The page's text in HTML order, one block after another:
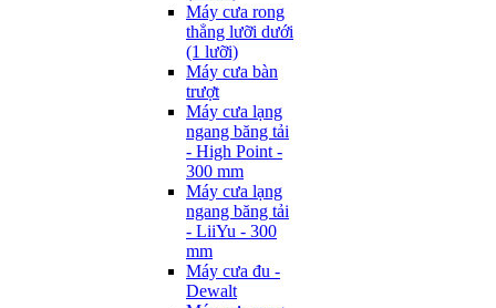
Máy cưa rong
thẳng lưỡi dưới
(1 lưỡi)
Máy cưa bàn
trượt
Máy cưa lạng
ngang băng tải
- High Point -
300 mm
Máy cưa lạng
ngang băng tải
- LiiYu - 300
mm
Máy cưa đu -
Dewalt